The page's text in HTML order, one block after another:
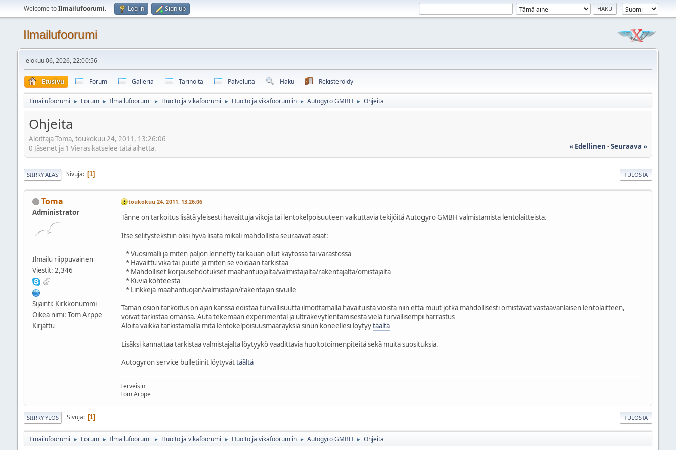
Welcome toIlmailufoorumi. Log in Sign up
Ilmailufoorumi
elokuu 06, 2026, 22:00:56
Etusivu Forum Galleria Tarinoita Palveluita Haku Rekisteröidy
Ilmailufoorumi ► Forum ► Ilmailufoorumi ► Huolto ja vikafoorumi ► Huolto ja vikafoorumiin ► Autogyro GMBH ► Ohjeita
Ohjeita
Aloittaja Toma, toukokuu 24, 2011, 13:26:06
« Edellinen -Seuraava »
0 Jäsenet ja 1 Vieras katselee tätä aihetta.
TULOSTA
SIIRRY ALAS Sivuja 1
Toma
Administrator
Ilmailu riippuvainen
Viestit: 2,346
Sijainti: Kirkkonummi
Oikea nimi: Tom Arppe
Kirjattu
toukokuu 24, 2011, 13:26:06
Tänne on tarkoitus lisätä yleisesti havaittuja vikoja tai lentokelpoisuuteen vaikuttavia tekijöitä Autogyro GMBH valmistamista lentolaitteista.
Itse selitystekstiin olisi hyvä lisätä mikäli mahdollista seuraavat asiat:
* Vuosimalli ja miten paljon lennetty tai kauan ollut käytössä tai varastossa
* Havaittu vika tai puute ja miten se voidaan tarkistaa
* Mahdolliset korjausehdotukset maahantuojalta/valmistajalta/rakentajalta/omistajalta
* Kuvia kohteesta
* Linkkejä maahantuojan/valmistajan/rakentajan sivuille
Tämän osion tarkoitus on ajan kanssa edistää turvallisuutta ilmoittamalla havaituista vioista niin että muut jotka mahdollisesti omistavat vastaavanlaisen lentolaitteen,
voivat tarkistaa omansa. Auta tekemään experimental ja ultrakevytlentämisestä vielä turvallisempi harrastus
Aloita vaikka tarkistamalla mitä lentokelpoisuusmääräyksiä sinun koneellesi löytyytäältä
Lisäksi kannattaa tarkistaa valmistajalta löytyykö vaadittavia huoltotoimenpiteitä sekä muita suosituksia.
Autogyron service bulletiinit löytyvättäältä
Terveisin
Tom Arppe
TULOSTA
SIIRRY YLÖS Sivuja 1
Ilmailufoorumi ► Forum ► Ilmailufoorumi ► Huolto ja vikafoorumi ► Huolto ja vikafoorumiin ► Autogyro GMBH ► Ohjeita